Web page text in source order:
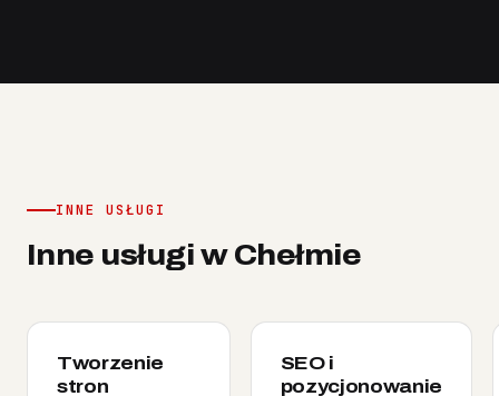
INNE USŁUGI
Inne usługi w Chełmie
Tworzenie
stron
SEO i
pozycjonowanie